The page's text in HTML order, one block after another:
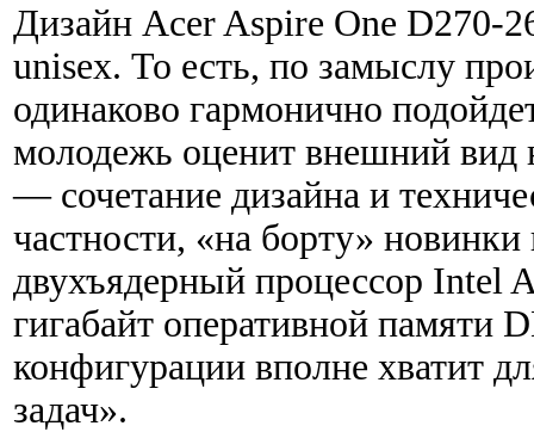
Дизайн Acer Aspire One D270-
unisex. То есть, по замыслу
одинаково гармонично
молодежь оценит внешний вид
— сочетание дизайна и
частности, «на борту» новинки
двухъядерный процессор Intel
гигабайт оперативной памяти
конфигурации вполне хватит
задач».